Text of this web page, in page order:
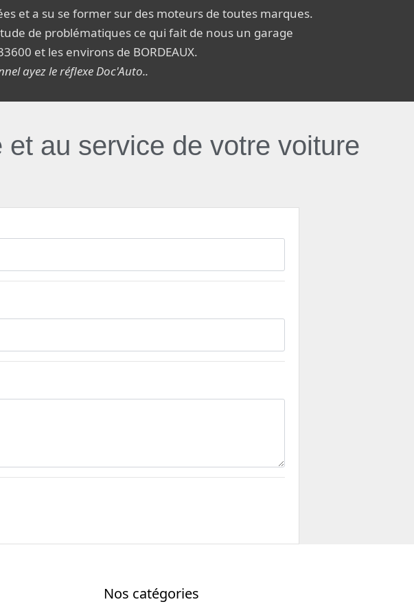
et a su se former sur des moteurs de toutes marques.
de problématiques ce qui fait de nous un garage
et les environs de BORDEAUX.
ayez le réflexe Doc'Auto..
au service de votre voiture
Nos catégories